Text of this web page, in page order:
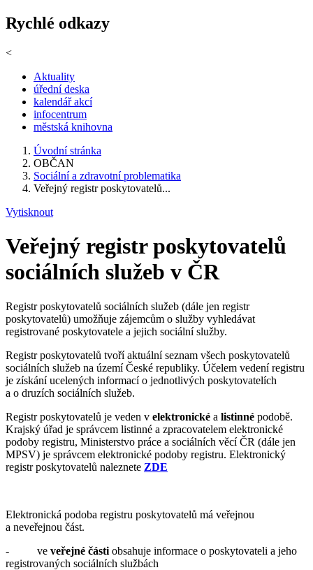
Rychlé odkazy
<
Aktuality
úřední deska
kalendář akcí
infocentrum
městská knihovna
Úvodní stránka
OBČAN
Sociální a zdravotní problematika
Veřejný registr poskytovatelů...
Vytisknout
Veřejný registr poskytovatelů
sociálních služeb v ČR
Registr poskytovatelů sociálních služeb (dále jen registr
poskytovatelů) umožňuje zájemcům o služby vyhledávat
registrované poskytovatele a jejich sociální služby.
Registr poskytovatelů tvoří aktuální seznam všech poskytovatelů
sociálních služeb na území České republiky. Účelem vedení registru
je získání ucelených informací o jednotlivých poskytovatelích
a o druzích sociálních služeb.
Registr poskytovatelů je veden v elektronické a listinné podobě.
Krajský úřad je správcem listinné a zpracovatelem elektronické
podoby registru, Ministerstvo práce a sociálních věcí ČR (dále jen
MPSV) je správcem elektronické podoby registru. Elektronický
registr poskytovatelů naleznete ZDE
Elektronická podoba registru poskytovatelů má veřejnou
a neveřejnou část.
- ve veřejné části obsahuje informace o poskytovateli a jeho
registrovaných sociálních službách